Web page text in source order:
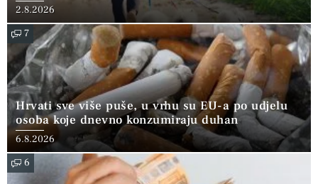
2.8.2026
7
Hrvati sve više puše, u vrhu su EU-a po udjelu
osoba koje dnevno konzumiraju duhan
6.8.2026
6